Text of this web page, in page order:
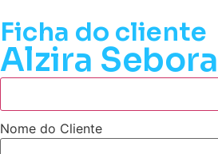
Ficha do cliente
Alzira Sebora
Nome do Cliente